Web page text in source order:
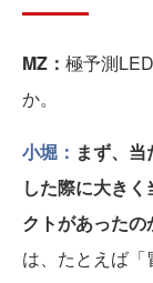
MZ： 極予測
か。
小堀： まず、
した際に大き
クトがあった
は、たとえば